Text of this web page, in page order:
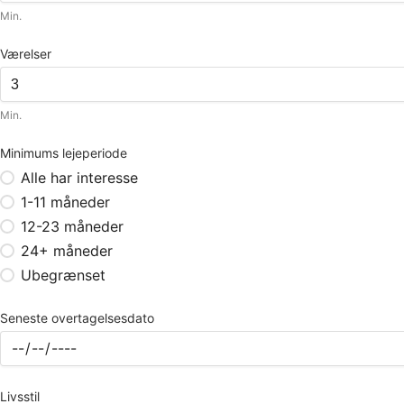
Min.
Værelser
Min.
Minimums lejeperiode
Alle har interesse
1-11 måneder
12-23 måneder
24+ måneder
Ubegrænset
Seneste overtagelsesdato
Livsstil